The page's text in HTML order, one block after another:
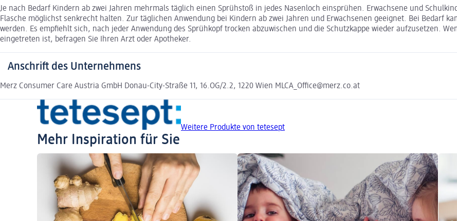
Je nach Bedarf Kindern ab zwei Jahren mehrmals täglich einen Sprühstoß in jedes Nasenloch einsprühen. Erwachsene und
Flasche möglichst senkrecht halten. Zur täglichen Anwendung bei Kindern ab zwei Jahren und Erwachsenen geeignet. Bei Bedarf
werden. Es empfiehlt sich, nach jeder Anwendung des Sprühkopf trocken abzuwischen und die Schutzkappe wieder aufzusetzen.
eingetreten ist, befragen Sie Ihren Arzt oder Apotheker.
Anschrift des Unternehmens
Merz Consumer Care Austria GmbH Donau-City-Straße 11, 16.OG/2.2, 1220 Wien MLCA_Office@merz.co.at
Weitere Produkte von tetesept
Mehr Inspiration für Sie